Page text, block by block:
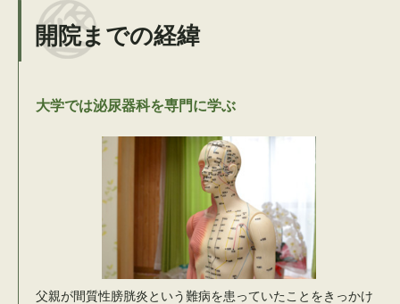
開院までの経緯
大学では泌尿器科を専門に学ぶ
父親が間質性膀胱炎という難病を患っていたことをきっかけ